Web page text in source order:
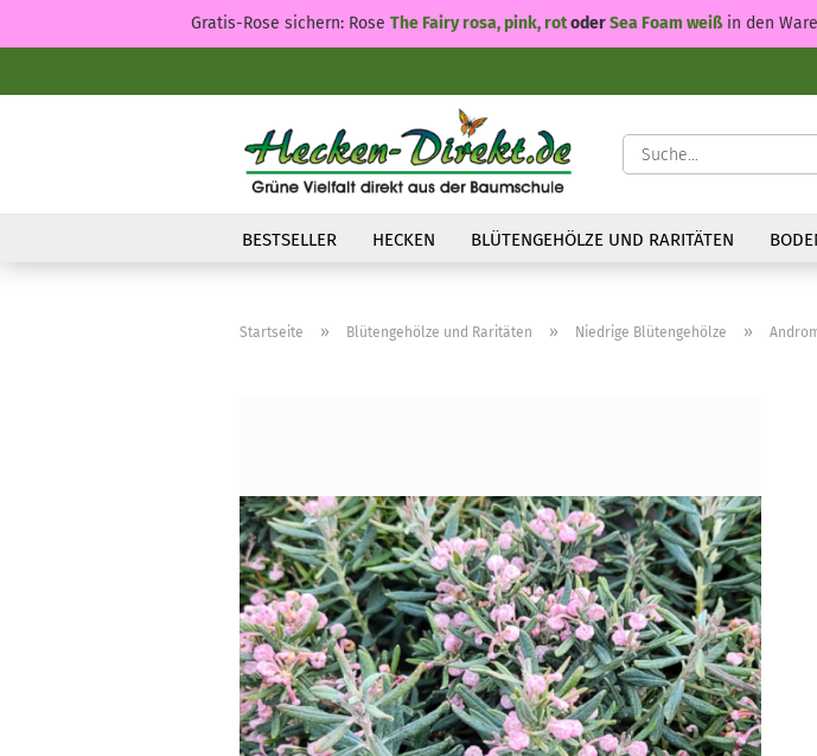
Gratis-Rose sichern: Rose The Fairy rosa, pink, rotoderSea Foam weißin den
BESTSELLER HECKEN BLÜTENGEHÖLZE UND RARITÄTEN
Startseite » Blütengehölze und Raritäten » Niedrige Blütengehölze »